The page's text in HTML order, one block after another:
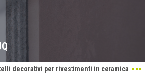
decorativi per rivestimenti in ceramica